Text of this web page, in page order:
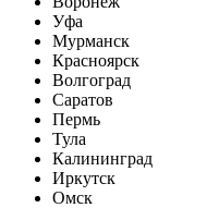
Уфа
Мурманск
Красноярск
Волгоград
Саратов
Пермь
Тула
Калининград
Иркутск
Омск